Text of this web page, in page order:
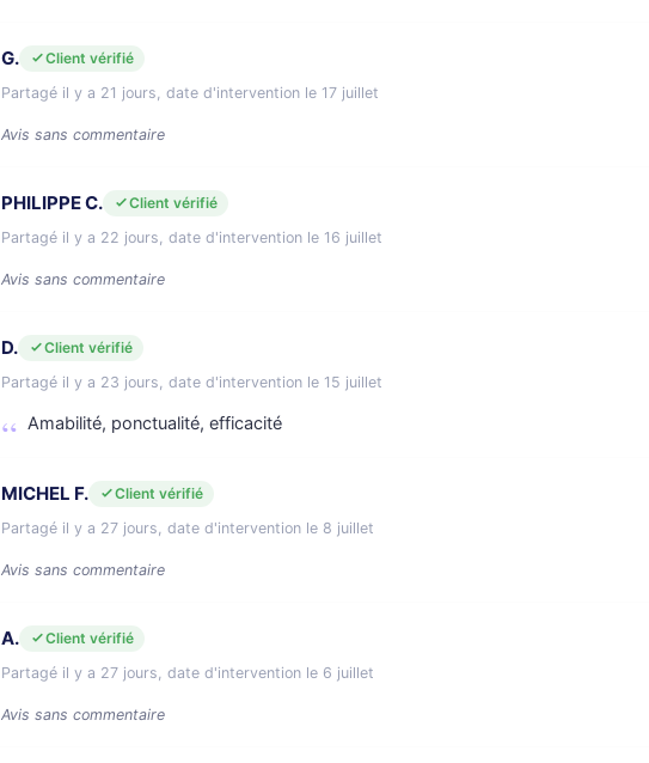
G.
Client vérifié
Partagé il y a 21 jours, date d'intervention le 17 juillet
Avis sans commentaire
PHILIPPE C.
Client vérifié
Partagé il y a 22 jours, date d'intervention le 16 juillet
Avis sans commentaire
D.
Client vérifié
Partagé il y a 23 jours, date d'intervention le 15 juillet
Amabilité, ponctualité, efficacité
MICHEL F.
Client vérifié
Partagé il y a 27 jours, date d'intervention le 8 juillet
Avis sans commentaire
A.
Client vérifié
Partagé il y a 27 jours, date d'intervention le 6 juillet
Avis sans commentaire